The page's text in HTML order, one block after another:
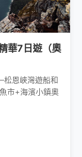
華7日遊（奧
松恩峽灣遊船和
市+海濱小鎮奧